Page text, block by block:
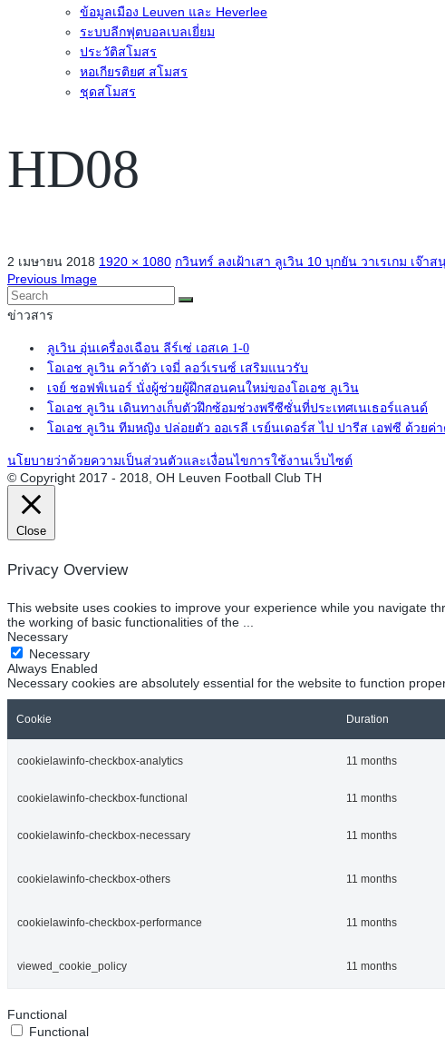
ข้อมูลเมือง Leuven และ Heverlee
ระบบลีกฟุตบอลเบลเยี่ยม
ประวัติสโมสร
หอเกียรติยศ สโมสร
ชุดสโมสร
HD08
2 เมษายน 2018 1920 × 1080 กวินทร์ ลงเฝ้าเสา ลูเวิน 10 บุกยัน วาเรเกม เจ๊าส
Previous Image
ข่าวสาร
ลูเวิน อุ่นเครื่องเฉือน ลีร์เซ่ เอสเค 1-0
โอเอช ลูเวิน คว้าตัว เจมี่ ลอว์เรนซ์ เสริมแนวรับ
เจย์ ชอฟฟ์เนอร์ นั่งผู้ช่วยผู้ฝึกสอนคนใหม่ของโอเอช ลูเวิน
โอเอช ลูเวิน เดินทางเก็บตัวฝึกซ้อมช่วงพรีซีซั่นที่ประเทศเนเธอร์แลนด์
โอเอช ลูเวิน ทีมหญิง ปล่อยตัว ออเรลี เรย์นเดอร์ส ไป ปารีส เอฟซี ด้วยค่
นโยบายว่าด้วยความเป็นส่วนตัวและเงื่อนไขการใช้งานเว็บไซต์
© Copyright 2017 - 2018, OH Leuven Football Club TH
Close
Privacy Overview
This website uses cookies to improve your experience while you navigate
the working of basic functionalities of the
Necessary
Necessary
Always Enabled
Necessary cookies are absolutely essential for the website to function
Cookie Duration
cookielawinfo-checkbox-analytics 11 months
cookielawinfo-checkbox-functional 11 months
cookielawinfo-checkbox-necessary 11 months
cookielawinfo-checkbox-others 11 months
cookielawinfo-checkbox-performance 11 months
viewed_cookie_policy 11 months
Functional
Functional